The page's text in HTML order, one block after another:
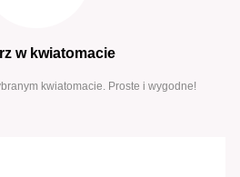
w kwiatomacie
kwiatomacie. Proste i wygodne!